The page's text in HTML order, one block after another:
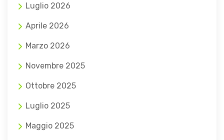
Luglio 2026
Aprile 2026
Marzo 2026
Novembre 2025
Ottobre 2025
Luglio 2025
Maggio 2025